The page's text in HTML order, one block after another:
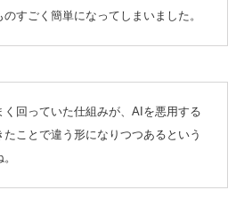
すごく簡単になってしまいました。
く回っていた仕組みが、AIを悪用する
たことで違う形になりつつあるという